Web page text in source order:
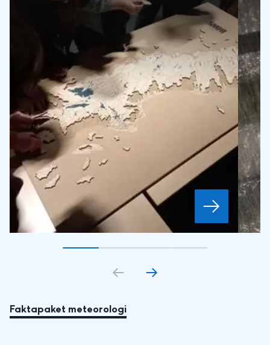
Gå till bildkort1
Gå till bildkort2
Gå till bildkort3
Gå till bildkort
Faktapaket meteorologi